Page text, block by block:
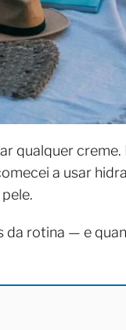
qualquer
a usar
da rotina — e